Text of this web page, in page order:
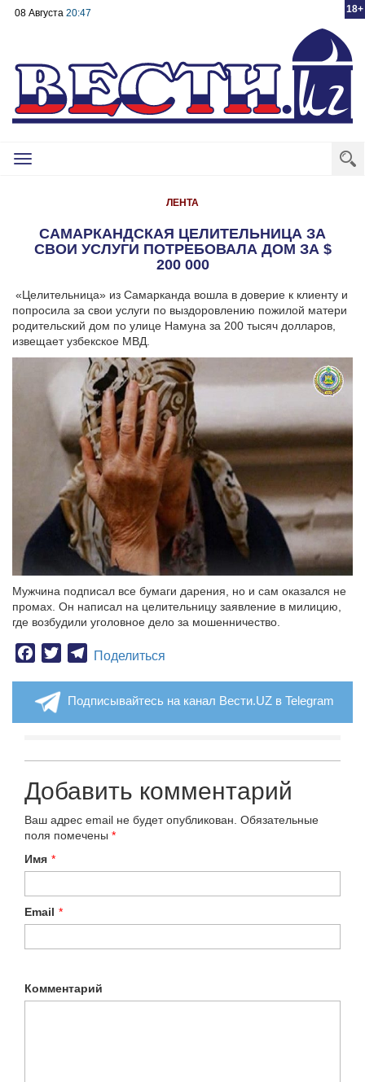
18+
08 Августа 20:47
Toggle
ЛЕНТА
САМАРКАНДСКАЯ ЦЕЛИТЕЛЬНИЦА ЗА
СВОИ УСЛУГИ ПОТРЕБОВАЛА ДОМ ЗА $
200 000
«Целительница» из Самарканда вошла в доверие к клиенту и
попросила за свои услуги по выздоровлению пожилой матери
родительский дом по улице Намуна за 200 тысяч долларов,
извещает узбекское МВД.
Мужчина подписал все бумаги дарения, но и сам оказался не
промах. Он написал на целительницу заявление в милицию,
где возбудили уголовное дело за мошенничество.
Facebook
TwitterTelegram
Поделиться
Подписывайтесь на канал Вести.UZ в Telegram
Добавить комментарий
Ваш адрес email не будет опубликован. Обязательные
поля помечены *
Имя *
Email *
Комментарий